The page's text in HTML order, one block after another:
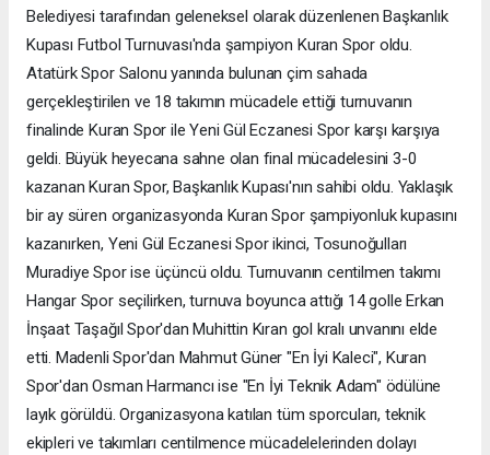
Belediyesi tarafından geleneksel olarak düzenlenen Başkanlık
Kupası Futbol Turnuvası'nda şampiyon Kuran Spor oldu.
Atatürk Spor Salonu yanında bulunan çim sahada
gerçekleştirilen ve 18 takımın mücadele ettiği turnuvanın
finalinde Kuran Spor ile Yeni Gül Eczanesi Spor karşı karşıya
geldi. Büyük heyecana sahne olan final mücadelesini 3-0
kazanan Kuran Spor, Başkanlık Kupası'nın sahibi oldu. Yaklaşık
bir ay süren organizasyonda Kuran Spor şampiyonluk kupasını
kazanırken, Yeni Gül Eczanesi Spor ikinci, Tosunoğulları
Muradiye Spor ise üçüncü oldu. Turnuvanın centilmen takımı
Hangar Spor seçilirken, turnuva boyunca attığı 14 golle Erkan
İnşaat Taşağıl Spor'dan Muhittin Kıran gol kralı unvanını elde
etti. Madenli Spor'dan Mahmut Güner "En İyi Kaleci", Kuran
Spor'dan Osman Harmancı ise "En İyi Teknik Adam" ödülüne
layık görüldü. Organizasyona katılan tüm sporcuları, teknik
ekipleri ve takımları centilmence mücadelelerinden dolayı